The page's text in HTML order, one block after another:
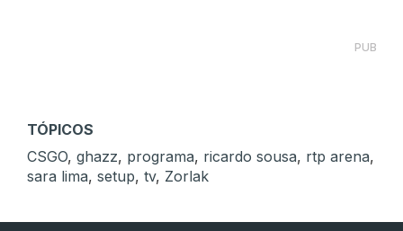
PUB
TÓPICOS
CSGO, ghazz, programa, ricardo sousa, rtp arena,
sara lima, setup, tv, Zorlak